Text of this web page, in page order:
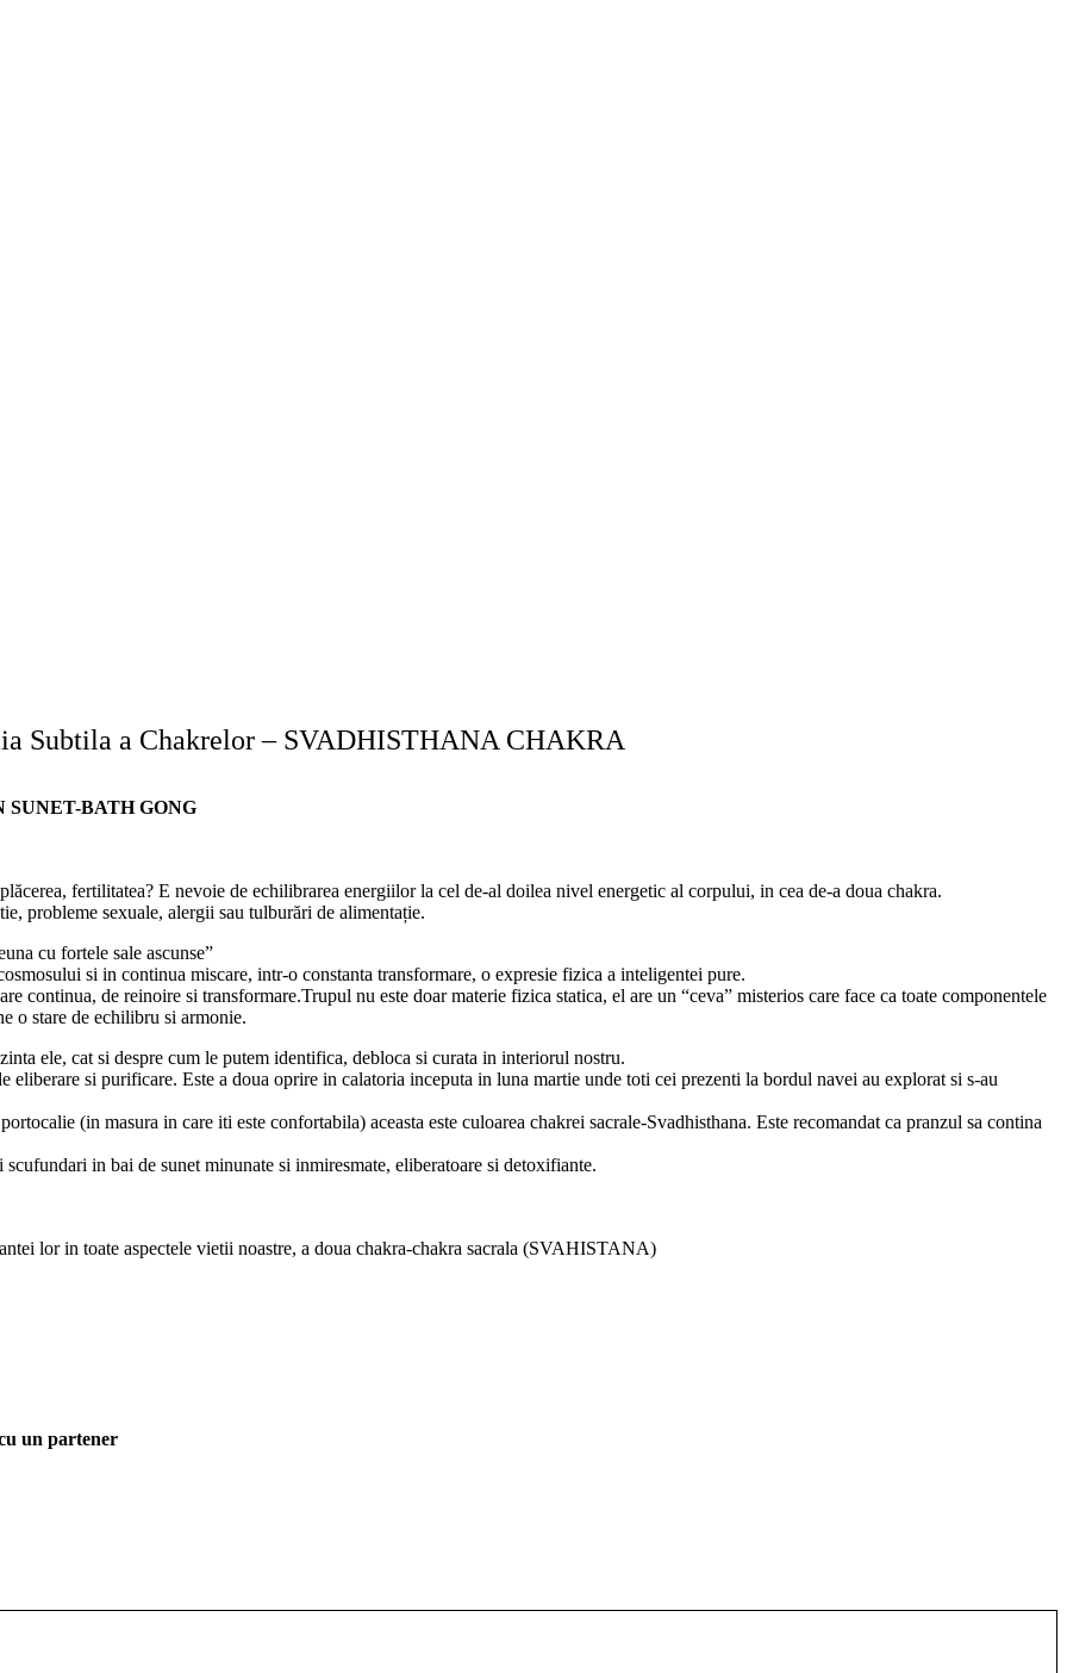
Subtila a Chakrelor – SVADHISTHANA CHAKRA
BATH GONG
fertilitatea? E nevoie de echilibrarea energiilor la cel de-al doilea nivel energetic al corpului, in cea de-a doua chakra.
probleme sexuale, alergii sau tulburări de alimentație.
cu fortele sale ascunse”
si in continua miscare, intr-o constanta transformare, o expresie fizica a inteligentei pure.
continua, de reinoire si transformare.Trupul nu este doar materie fizica statica, el are un “ceva” misterios care face ca toate componentele
o stare de echilibru si armonie.
ele, cat si despre cum le putem identifica, debloca si curata in interiorul nostru.
eliberare si purificare. Este a doua oprire in calatoria inceputa in luna martie unde toti cei prezenti la bordul navei au explorat si s-au
(in masura in care iti este confortabila) aceasta este culoarea chakrei sacrale-Svadhisthana. Este recomandat ca pranzul sa contina
in bai de sunet minunate si inmiresmate, eliberatoare si detoxifiante.
lor in toate aspectele vietii noastre, a doua chakra-chakra sacrala (SVAHISTANA)
un partener